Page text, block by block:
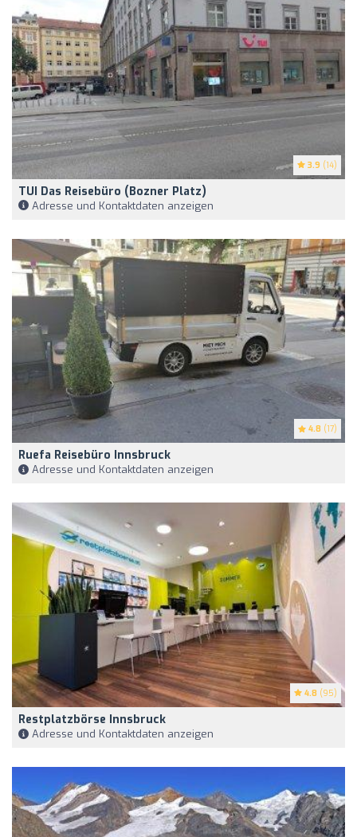
3.9 (14)
TUI Das Reisebüro (Bozner Platz)
Adresse und Kontaktdaten anzeigen
4.8 (17)
Ruefa Reisebüro Innsbruck
Adresse und Kontaktdaten anzeigen
4.8 (95)
Restplatzbörse Innsbruck
Adresse und Kontaktdaten anzeigen